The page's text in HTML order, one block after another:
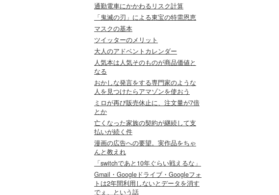
通勤電車にかかわるリスク計算
「鬼滅の刃」による東宝の特需恩恵
マスクの基本
ツイッターのメリット
大人のアドベントカレンダー
人気本は人気そのものが商品価値と
なる
おかしな発言をする専門家のような
人を見つけたらアマゾンを使おう
ミロが再び販売休止に、注文量が7倍
とか
亡くなった家族の契約が継続して支
払いが続く件
漫画の広告への要望。実作品をちゃ
んと教えれ
「switchであと10年ぐらい戦えるな」
Gmail・Googleドライブ・Googleフォ
トは2年間利用しないとデータを消す
でぇ、という話